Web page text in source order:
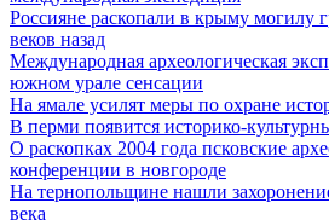
Россияне раскопали в крыму могилу
веков назад
Международная археологическая
южном урале сенсации
На ямале усилят меры по охране
В перми появится историко-
О раскопках 2004 года псковские
конференции в новгороде
На тернопольщине нашли
века